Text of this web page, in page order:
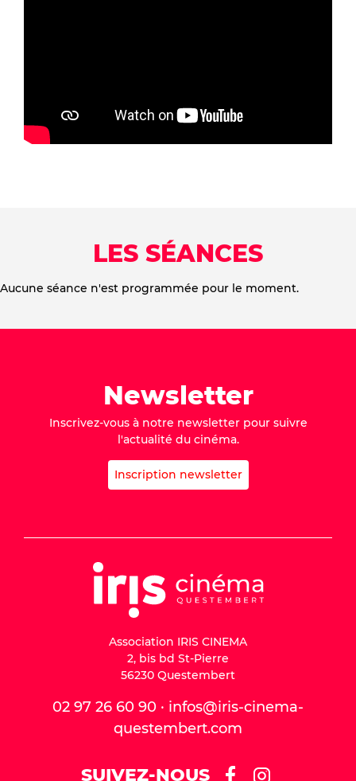
LES SÉANCES
Aucune séance n'est programmée pour le moment.
Newsletter
Inscrivez-vous à notre newsletter pour suivre
l'actualité du cinéma.
Inscription newsletter
Association IRIS CINEMA
2, bis bd St-Pierre
56230 Questembert
02 97 26 60 90 · infos@iris-cinema-
questembert.com
SUIVEZ-NOUS